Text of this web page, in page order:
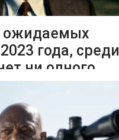
ожидаемых
года, среди
ни одного
(13